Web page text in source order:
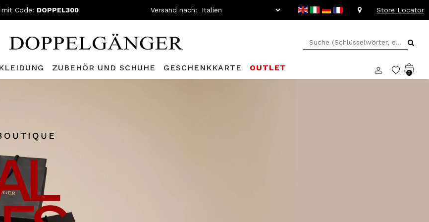
Code: DOPPEL300 Versand nach: Store Locator
KLEIDUNG ZUBEHÖR UND SCHUHE GESCHENKKARTE OUTLET
0